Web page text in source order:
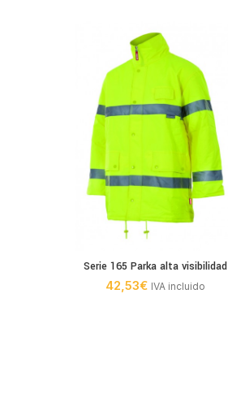
Serie 165 Parka alta visibilidad
42,53€ IVA incluido